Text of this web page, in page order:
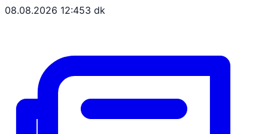
08.08.2026 12:453 dk